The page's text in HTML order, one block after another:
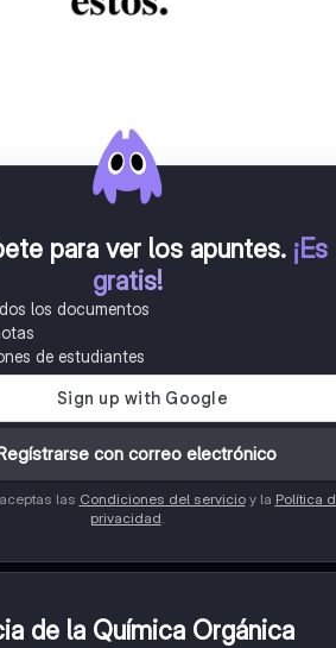
para ver los apuntes. ¡Es
gratis!
los documentos
de estudiantes
con correo electrónico
las Condiciones del servicioy la Política
privacidad
de la Química Orgánica